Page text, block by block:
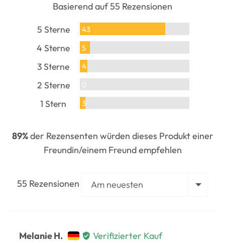
5
Basierend auf 55 Rezensionen
5 Sterne
43Rezensionen
4 Sterne 5Rezensionen
3 Sterne 4Rezensionen
2 Sterne 0Rezensionen
1 Stern 3Rezensionen
89%der Rezensenten würden dieses Produkt einer
Freundin/einem Freund empfehlen
55 Rezensionen Sortieren nach
Melanie H.
Bewertet
Verifizierter Kauf